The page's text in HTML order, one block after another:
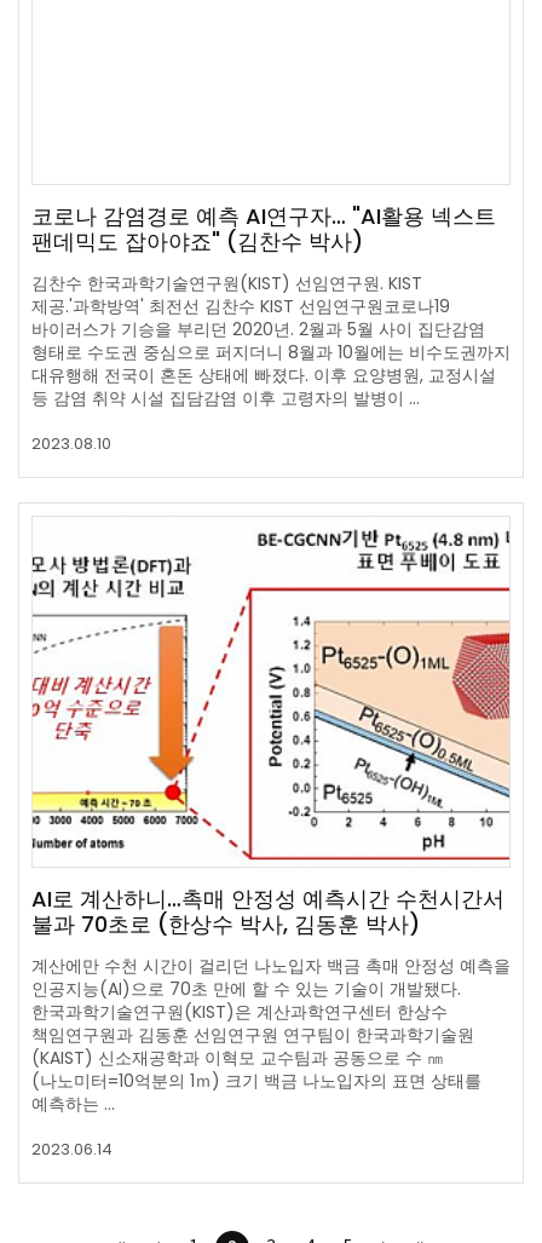
코로나 감염경로 예측 AI연구자… "AI활용 넥스트
팬데믹도 잡아야죠" (김찬수 박사)
김찬수 한국과학기술연구원(KIST) 선임연구원. KIST
제공.'과학방역' 최전선 김찬수 KIST 선임연구원코로나19
바이러스가 기승을 부리던 2020년. 2월과 5월 사이 집단감염
형태로 수도권 중심으로 퍼지더니 8월과 10월에는 비수도권까지
대유행해 전국이 혼돈 상태에 빠졌다. 이후 요양병원, 교정시설
등 감염 취약 시설 집담감염 이후 고령자의 발병이 …
2023.08.10
AI로 계산하니…촉매 안정성 예측시간 수천시간서
불과 70초로 (한상수 박사, 김동훈 박사)
계산에만 수천 시간이 걸리던 나노입자 백금 촉매 안정성 예측을
인공지능(AI)으로 70초 만에 할 수 있는 기술이 개발됐다.
한국과학기술연구원(KIST)은 계산과학연구센터 한상수
책임연구원과 김동훈 선임연구원 연구팀이 한국과학기술원
(KAIST) 신소재공학과 이혁모 교수팀과 공동으로 수 ㎚
(나노미터=10억분의 1ｍ) 크기 백금 나노입자의 표면 상태를
예측하는 …
2023.06.14